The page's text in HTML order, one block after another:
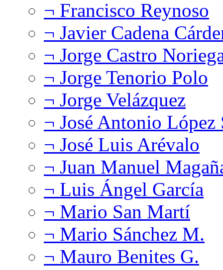
¬ Francisco Reynoso
¬ Javier Cadena
¬ Jorge Castro
¬ Jorge Tenorio Polo
¬ Jorge Velázquez
¬ José Antonio López
¬ José Luis Arévalo
¬ Juan Manuel
¬ Luis Ángel García
¬ Mario San Martí
¬ Mario Sánchez M.
¬ Mauro Benites G.